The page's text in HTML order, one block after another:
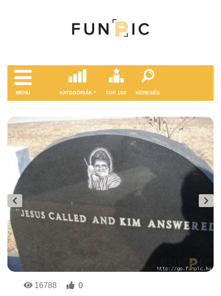
MENÜ KATEGÓRIÁK TOP 100 KERESÉS
16788
0